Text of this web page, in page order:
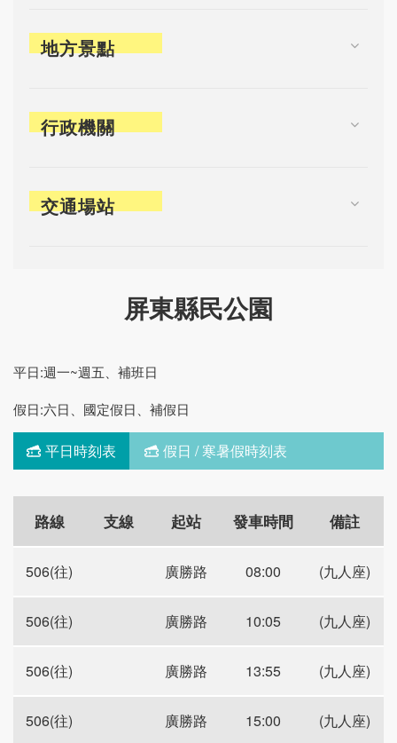
地方景點
行政機關
交通場站
屏東縣民公園
平日:週一~週五、補班日
假日:六日、國定假日、補假日
平日時刻表 假日 / 寒暑假時刻表
路線 支線 起站 發車時間 備註
506(往) 廣勝路 08:00 (九人座)
506(往) 廣勝路 10:05 (九人座)
506(往) 廣勝路 13:55 (九人座)
506(往) 廣勝路 15:00 (九人座)